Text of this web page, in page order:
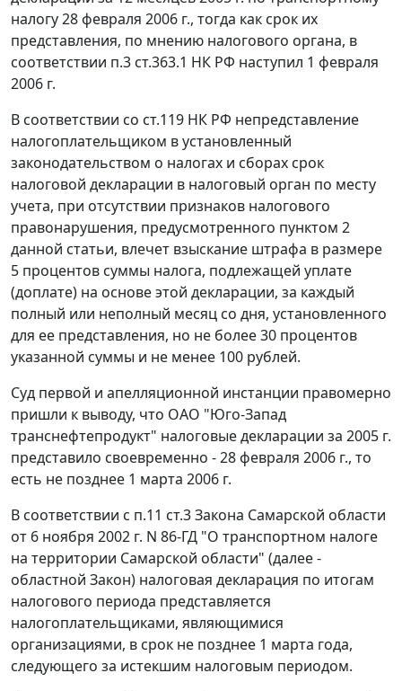
налогу 28 февраля 2006 г., тогда как срок их
представления, по мнению налогового органа, в
соответствии п.3 ст.363.1 НК РФ наступил 1 февраля
2006 г.
В соответствии со ст.119 НК РФ непредставление
налогоплательщиком в установленный
законодательством о налогах и сборах срок
налоговой декларации в налоговый орган по месту
учета, при отсутствии признаков налогового
правонарушения, предусмотренного пунктом 2
данной статьи, влечет взыскание штрафа в размере
5 процентов суммы налога, подлежащей уплате
(доплате) на основе этой декларации, за каждый
полный или неполный месяц со дня, установленного
для ее представления, но не более 30 процентов
указанной суммы и не менее 100 рублей.
Суд первой и апелляционной инстанции правомерно
пришли к выводу, что ОАО "Юго-Запад
транснефтепродукт" налоговые декларации за 2005 г.
представило своевременно - 28 февраля 2006 г., то
есть не позднее 1 марта 2006 г.
В соответствии с п.11 ст.3Закона Самарской области
от 6 ноября 2002 г. N 86-ГД "О транспортном налоге
на территории Самарской области" (далее -
областной Закон) налоговая декларация по итогам
налогового периода представляется
налогоплательщиками, являющимися
организациями, в срок не позднее 1 марта года,
следующего за истекшим налоговым периодом.